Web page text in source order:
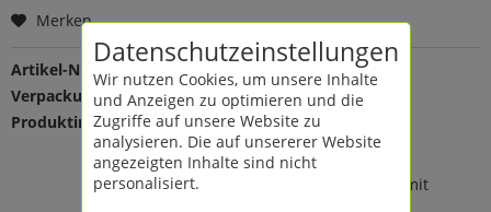
Merken
Artikel-Nr.:
202397
Verpackungseinheit:
1 St
Produktinfo:
Farbe: weiß
Maße: Ø 40 H 42 cm
Material: Kunststoff
13,7 Liter Fassungsvermögen, mit
Datenschutzeinstellungen
Wir nutzen Cookies, um unsere Inhalte
und Anzeigen zu optimieren und die
Zugriffe auf unsere Website zu
analysieren. Die auf unsererer Website
angezeigten Inhalte sind nicht
personalisiert.